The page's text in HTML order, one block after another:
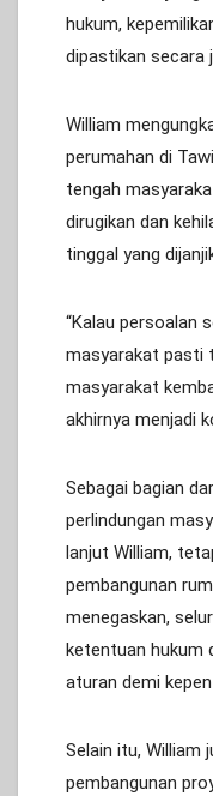
hukum,
dipastikan secara
William
perumahan di
tengah
dirugikan dan
tinggal yang
“Kalau persoalan
masyarakat pasti
masyarakat
akhirnya menjadi
Sebagai bagian
perlindungan
lanjut William,
pembangunan
menegaskan,
ketentuan hukum
aturan demi
Selain itu, William
pembangunan